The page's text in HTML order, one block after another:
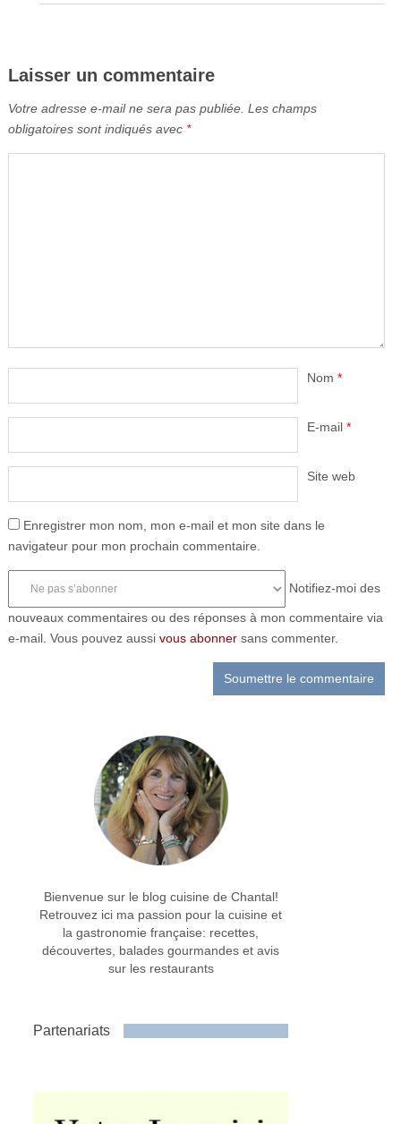
Laisser un commentaire
Votre adresse e-mail ne sera pas publiée. Les champs
obligatoires sont indiqués avec *
Nom *
E-mail *
Site web
Enregistrer mon nom, mon e-mail et mon site dans le
navigateur pour mon prochain commentaire.
Notifiez-moi des
nouveaux commentaires ou des réponses à mon commentaire via
e-mail. Vous pouvez aussi vous abonnersans commenter.
Bienvenue sur le blog cuisine de Chantal!
Retrouvez ici ma passion pour la cuisine et
la gastronomie française: recettes,
découvertes, balades gourmandes et avis
sur les restaurants
Partenariats